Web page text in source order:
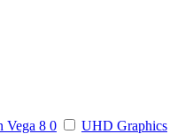
Vega 8 0
UHD Graphics